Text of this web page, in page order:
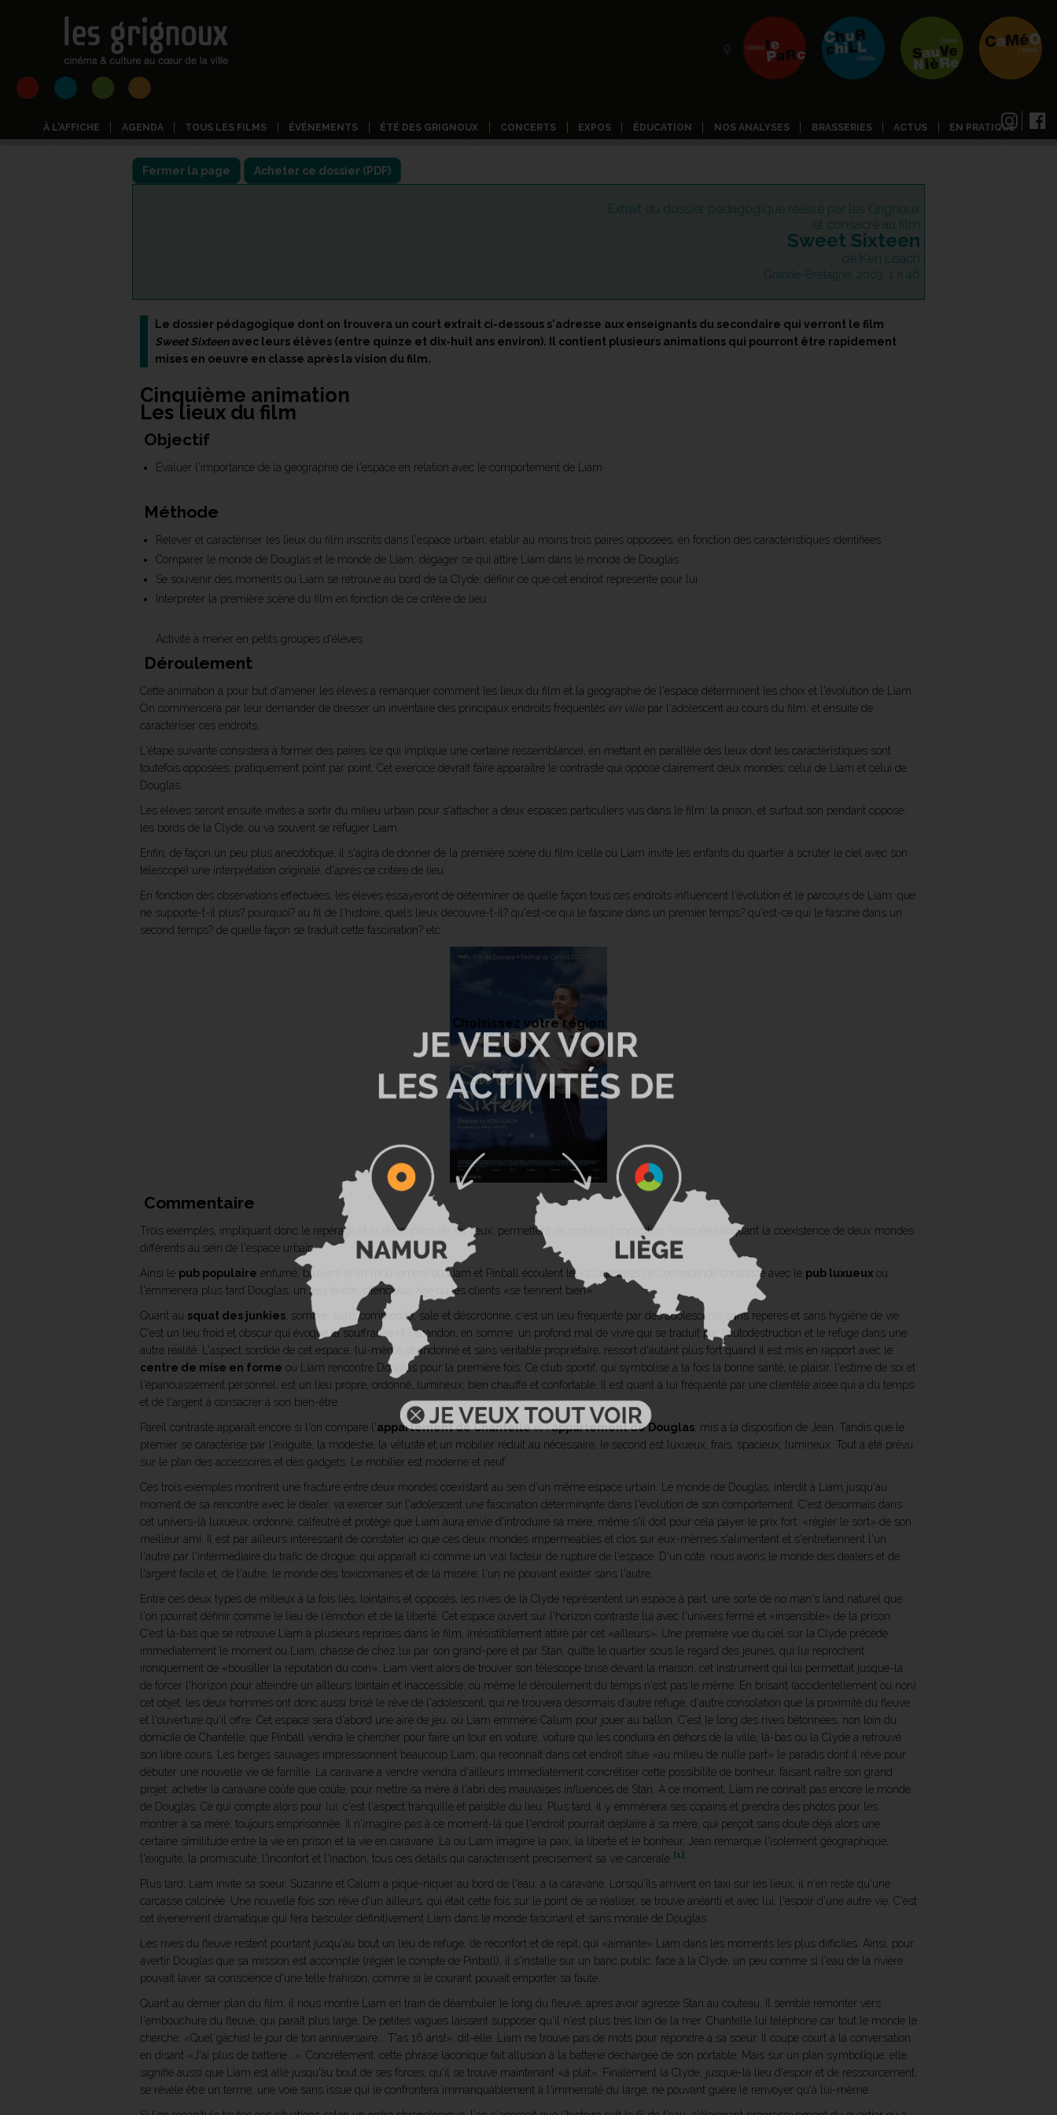
À L'AFFICHE AGENDA TOUS LES FILMS ÉVÉNEMENTS ÉTÉ DES GRIGNOUX CONCERTS EXPOS ÉDUCATION NOS ANALYSES BRASSERIES ACTUS EN PRATIQUE
Fermer la page
Extrait du dossier pédagogique réalisé par les Grignoux
et consacré au film
Sweet Sixteen
de Ken Loach
Grande-Bretagne, 2003, 1 h 46
Le dossier pédagogique dont on trouvera un court extrait ci-dessous s'adresse aux enseignants du secondaire qui verront le film
Sweet Sixteenavec leurs élèves (entre quinze et dix-huit ans environ). Il contient plusieurs animations qui pourront être rapidement
mises en oeuvre en classe après la vision du film.
Cinquième animation
Les lieux du film
Objectif
Évaluer l'importance de la géographie de l'espace en relation avec le comportement de Liam
Méthode
Relever et caractériser les lieux du film inscrits dans l'espace urbain; établir au moins trois paires opposées, en fonction des caractéristiques identifiées
Comparer le monde de Douglas et le monde de Liam; dégager ce qui attire Liam dans le monde de Douglas
Se souvenir des moments où Liam se retrouve au bord de la Clyde; définir ce que cet endroit représente pour lui
Interpréter la première scène du film en fonction de ce critère de lieu
Activité à mener en petits groupes d'élèves
Déroulement
Cette animation a pour but d'amener les élèves à remarquer comment les lieux du film et la géographie de l'espace déterminent les choix et l'évolution de Liam.
On commencera par leur demander de dresser un inventaire des principaux endroits fréquentés en villepar l'adolescent au cours du film, et ensuite de
caractériser ces endroits.
L'étape suivante consistera à former des paires (ce qui implique une certaine ressemblance), en mettant en parallèle des lieux dont les caractéristiques sont
toutefois opposées, pratiquement point par point. Cet exercice devrait faire apparaître le contraste qui oppose clairement deux mondes: celui de Liam et celui de
Douglas.
Les élèves seront ensuite invités à sortir du milieu urbain pour s'attacher à deux espaces particuliers vus dans le film: la prison, et surtout son pendant opposé:
les bords de la Clyde, où va souvent se réfugier Liam.
Enfin, de façon un peu plus anecdotique, il s'agira de donner de la première scène du film (celle où Liam invite les enfants du quartier à scruter le ciel avec son
télescope) une interprétation originale, d'après ce critère de lieu.
En fonction des observations effectuées, les élèves essayeront de déterminer de quelle façon tous ces endroits influencent l'évolution et le parcours de Liam: que
ne supporte-t-il plus? pourquoi? au fil de l'histoire, quels lieux découvre-t-il? qu'est-ce qui le fascine dans un premier temps? qu'est-ce qui le fascine dans un
second temps? de quelle façon se traduit cette fascination? etc.
Commentaire
Trois exemples, impliquant donc le repérage et la description de six lieux, permettent de montrer l'opposition marquée indiquant la coexistence de deux mondes
différents au sein de l'espace urbain.
Ainsi le pub populaire enfumé, bruyant et en mouvement où Liam et Pinball écoulent leurs cigarettes de contrebande contraste avec le pub luxueux où
l'emmènera plus tard Douglas, un lieu feutré, silencieux, figé où les clients «se tiennent bien».
Quant au squat des junkies , sombre, sans commodité, sale et désordonné, c'est un lieu fréquenté par des adolescents sans repères et sans hygiène de vie.
C'est un lieu froid et obscur qui évoque la souffrance et l'abandon, en somme, un profond mal de vivre qui se traduit par l'autodestruction et le refuge dans une
autre réalité. L'aspect sordide de cet espace, lui-même abandonné et sans véritable propriétaire, ressort d'autant plus fort quand il est mis en rapport avec le
centre de mise en forme où Liam rencontre Douglas pour la première fois. Ce club sportif, qui symbolise à la fois la bonne santé, le plaisir, l'estime de soi et
l'épanouissement personnel, est un lieu propre, ordonné, lumineux, bien chauffé et confortable. Il est quant à lui fréquenté par une clientèle aisée qui a du temps
et de l'argent à consacrer à son bien-être.
Pareil contraste apparaît encore si l'on compare l'appartement de Chantelleet l'appartement de Douglas , mis à la disposition de Jean. Tandis que le
premier se caractérise par l'exiguïté, la modestie, la vétusté et un mobilier réduit au nécessaire, le second est luxueux, frais, spacieux, lumineux. Tout a été prévu
sur le plan des accessoires et des gadgets. Le mobilier est moderne et neuf.
Ces trois exemples montrent une fracture entre deux mondes coexistant au sein d'un même espace urbain. Le monde de Douglas, interdit à Liam jusqu'au
moment de sa rencontre avec le dealer, va exercer sur l'adolescent une fascination déterminante dans l'évolution de son comportement. C'est désormais dans
cet univers-là luxueux, ordonné, calfeutré et protégé que Liam aura envie d'introduire sa mère, même s'il doit pour cela payer le prix fort: «régler le sort» de son
meilleur ami. Il est par ailleurs intéressant de constater ici que ces deux mondes imperméables et clos sur eux-mêmes s'alimentent et s'entretiennent l'un
l'autre par l'intermédiaire du trafic de drogue, qui apparaît ici comme un vrai facteur de rupture de l'espace. D'un côté, nous avons le monde des dealers et de
l'argent facile et, de l'autre, le monde des toxicomanes et de la misère, l'un ne pouvant exister sans l'autre.
Entre ces deux types de milieux à la fois liés, lointains et opposés, les rives de la Clyde représentent un espace à part, une sorte de no man's land naturel que
l'on pourrait définir comme le lieu de l'émotion et de la liberté. Cet espace ouvert sur l'horizon contraste lui avec l'univers fermé et «insensible» de la prison.
C'est là-bas que se retrouve Liam à plusieurs reprises dans le film, irrésistiblement attiré par cet «ailleurs». Une première vue du ciel sur la Clyde précède
immédiatement le moment où Liam, chassé de chez lui par son grand-père et par Stan, quitte le quartier sous le regard des jeunes, qui lui reprochent
ironiquement de «bousiller la réputation du coin». Liam vient alors de trouver son télescope brisé devant la maison, cet instrument qui lui permettait jusque-là
de forcer l'horizon pour atteindre un ailleurs lointain et inaccessible, où même le déroulement du temps n'est pas le même. En brisant (accidentellement ou non)
cet objet, les deux hommes ont donc aussi brisé le rêve de l'adolescent, qui ne trouvera désormais d'autre refuge, d'autre consolation que la proximité du fleuve
et l'ouverture qu'il offre. Cet espace sera d'abord une aire de jeu, où Liam emmène Calum pour jouer au ballon. C'est le long des rives bétonnées, non loin du
domicile de Chantelle, que Pinball viendra le chercher pour faire un tour en voiture, voiture qui les conduira en dehors de la ville, là-bas où la Clyde a retrouvé
son libre cours. Les berges sauvages impressionnent beaucoup Liam, qui reconnaît dans cet endroit situé «au milieu de nulle part» le paradis dont il rêve pour
débuter une nouvelle vie de famille. La caravane à vendre viendra d'ailleurs immédiatement concrétiser cette possibilité de bonheur, faisant naître son grand
projet: acheter la caravane coûte que coûte, pour mettre sa mère à l'abri des mauvaises influences de Stan. À ce moment, Liam ne connaît pas encore le monde
de Douglas. Ce qui compte alors pour lui, c'est l'aspect tranquille et paisible du lieu. Plus tard, il y emmènera ses copains et prendra des photos pour les
montrer à sa mère, toujours emprisonnée. Il n'imagine pas à ce moment-là que l'endroit pourrait déplaire à sa mère, qui perçoit sans doute déjà alors une
certaine similitude entre la vie en prison et la vie en caravane. Là où Liam imagine la paix, la liberté et le bonheur, Jean remarque l'isolement géographique,
l'exiguïté, la promiscuité, l'inconfort et l'inaction, tous ces détails qui caractérisent précisément sa vie carcérale [1]
Plus tard, Liam invite sa soeur, Suzanne et Calum à pique-niquer au bord de l'eau, à la caravane. Lorsqu'ils arrivent en taxi sur les lieux, il n'en reste qu'une
carcasse calcinée. Une nouvelle fois son rêve d'un ailleurs, qui était cette fois sur le point de se réaliser, se trouve anéanti et avec lui, l'espoir d'une autre vie. C'est
cet événement dramatique qui fera basculer définitivement Liam dans le monde fascinant et sans morale de Douglas.
Les rives du fleuve restent pourtant jusqu'au bout un lieu de refuge, de réconfort et de répit, qui «aimante» Liam dans les moments les plus difficiles. Ainsi, pour
avertir Douglas que sa mission est accomplie (régler le compte de Pinball), il s'installe sur un banc public, face à la Clyde, un peu comme si l'eau de la rivière
pouvait laver sa conscience d'une telle trahison, comme si le courant pouvait emporter sa faute.
Quant au dernier plan du film, il nous montre Liam en train de déambuler le long du fleuve, après avoir agressé Stan au couteau. Il semble remonter vers
l'embouchure du fleuve, qui paraît plus large. De petites vagues laissent supposer qu'il n'est plus très loin de la mer. Chantelle lui téléphone car tout le monde le
cherche. «Quel gâchis! le jour de ton anniversaire... T'as 16 ans!», dit-elle. Liam ne trouve pas de mots pour répondre à sa soeur. Il coupe court à la conversation
en disant «J'ai plus de batterie...». Concrètement, cette phrase laconique fait allusion à la batterie déchargée de son portable. Mais sur un plan symbolique, elle
signifie aussi que Liam est allé jusqu'au bout de ses forces, qu'il se trouve maintenant «à plat». Finalement la Clyde, jusque-là lieu d'espoir et de ressourcement,
se révèle être un terme, une voie sans issue qui le confrontera immanquablement à l'immensité du large, ne pouvant guère le renvoyer qu'à lui-même.
Choisissez votre région